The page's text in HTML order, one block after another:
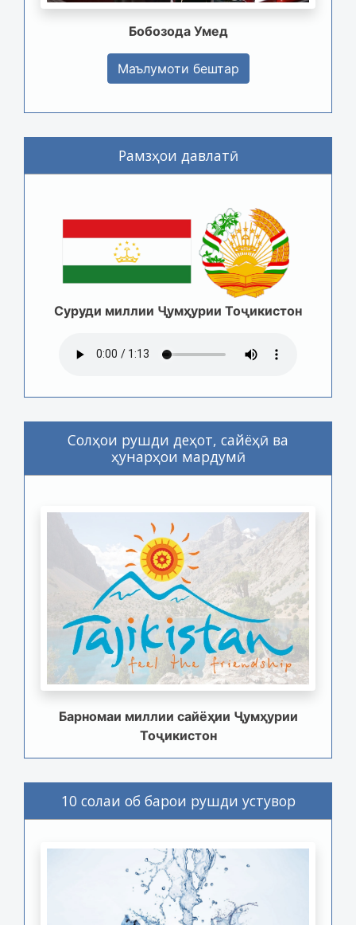
Бобозода Умед
Маълумоти бештар
Рамзҳои давлатӣ
Суруди миллии Ҷумҳурии Тоҷикистон
Солҳои рушди деҳот, сайёҳӣ ва
ҳунарҳои мардумӣ
Барномаи миллии сайёҳии Ҷумҳурии
Тоҷикистон
10 солаи об барои рушди устувор